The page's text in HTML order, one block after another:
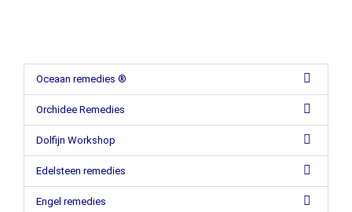
Oceaan remedies ®
Orchidee Remedies
Dolfijn Workshop
Edelsteen remedies
Engel remedies